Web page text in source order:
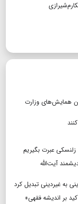
همایش‌های وزارت
زلنسکی عبرت بگیریم
آیت‌الله
به غیردینی تبدیل کرد
بر اندیشه فقهی»